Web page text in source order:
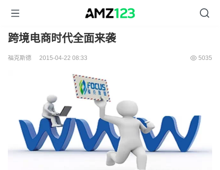
跨境电商时代全面来袭
福克斯德 2015-04-22 08:33 5035